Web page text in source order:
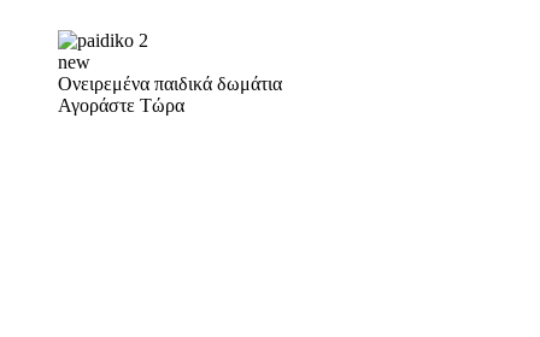
new
Ονειρεμένα παιδικά δωμάτια
Αγοράστε Τώρα